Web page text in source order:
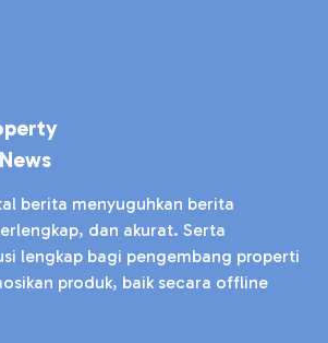
berita menyuguhkan berita
dan akurat. Serta
lengkap bagi pengembang properti
produk, baik secara offline